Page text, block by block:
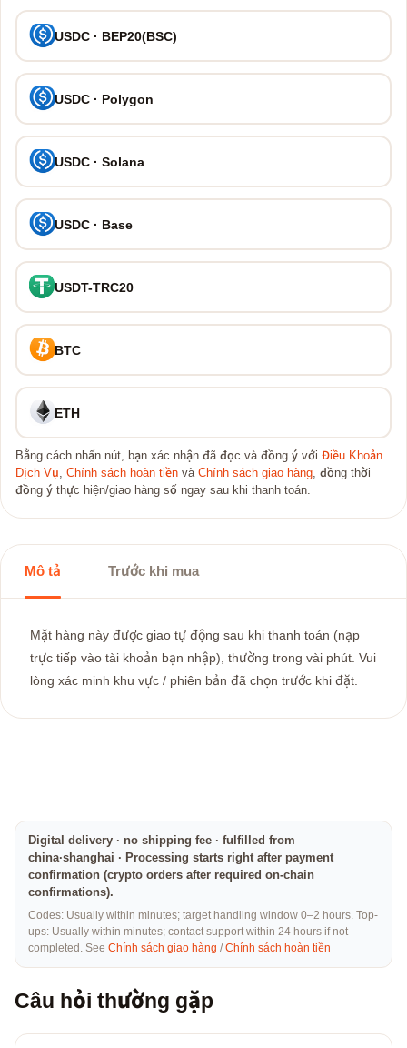
USDC · BEP20(BSC)
USDC · Polygon
USDC · Solana
USDC · Base
USDT-TRC20
BTC
ETH
Bằng cách nhấn nút, bạn xác nhận đã đọc và đồng ý với Điều Khoản
Dịch Vụ, Chính sách hoàn tiền và Chính sách giao hàng, đồng thời
đồng ý thực hiện/giao hàng số ngay sau khi thanh toán.
Mô tả Trước khi mua
Mặt hàng này được giao tự động sau khi thanh toán (nạp
trực tiếp vào tài khoản bạn nhập), thường trong vài phút. Vui
lòng xác minh khu vực / phiên bản đã chọn trước khi đặt.
Digital delivery · no shipping fee · fulfilled from
china·shanghai · Processing starts right after payment
confirmation (crypto orders after required on-chain
confirmations).
Codes: Usually within minutes; target handling window 0–2 hours. Top-
ups: Usually within minutes; contact support within 24 hours if not
completed. See Chính sách giao hàng /Chính sách hoàn tiền
Câu hỏi thường gặp